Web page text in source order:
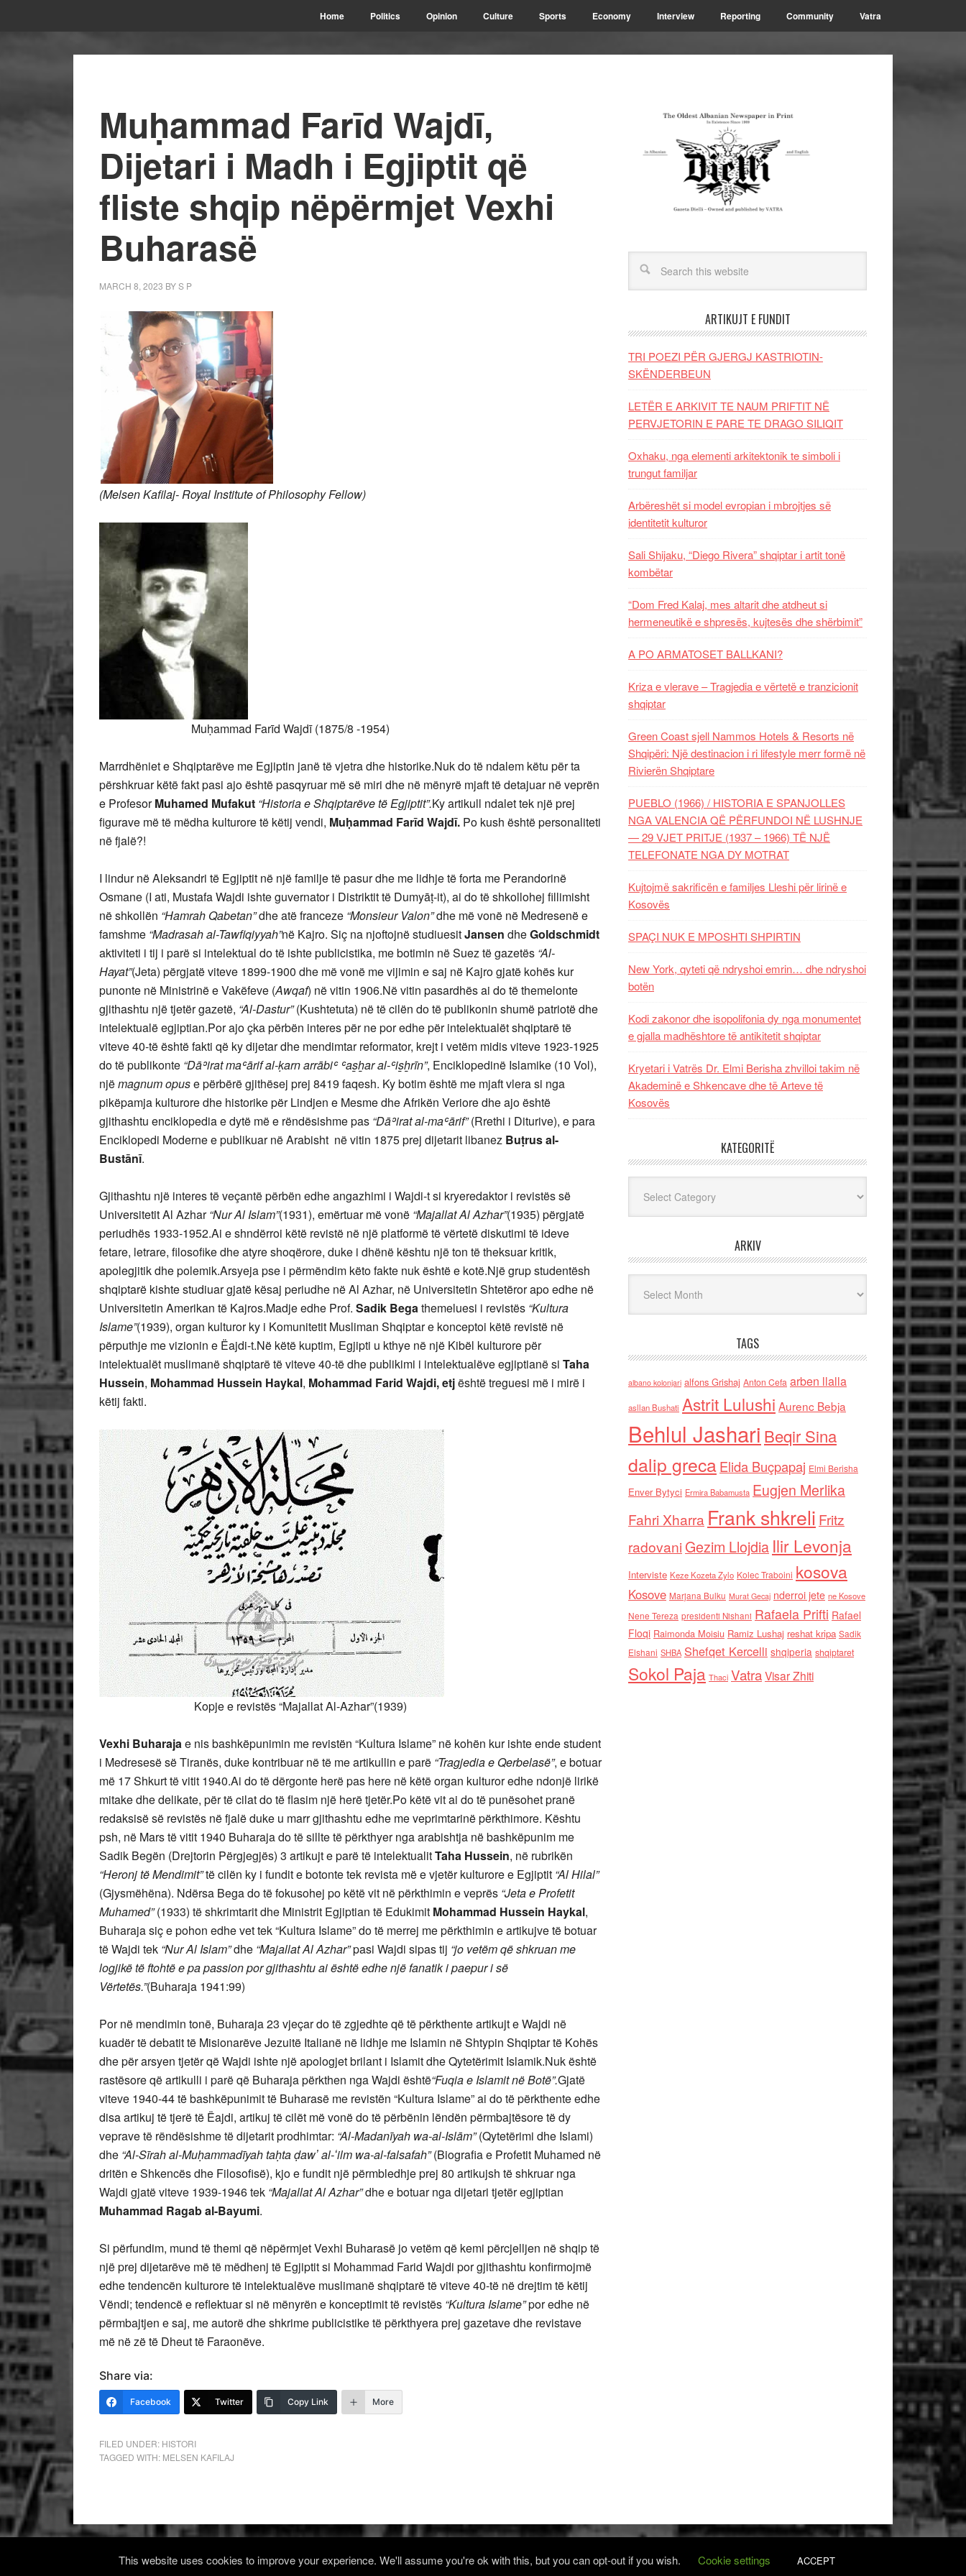
Home Politics Opinion Culture Sports Economy Interview Reporting Community Vatra
Muḥammad Farīd Wajdī,
Dijetari i Madh i Egjiptit që
fliste shqip nëpërmjet Vexhi
Buharasë
MARCH 8, 2023 BYS P
(Melsen Kafilaj- Royal Institute of Philosophy Fellow)
Muḥammad Farīd Wajdī (1875/8 -1954)
Marrdhëniet e Shqiptarëve me Egjiptin janë të vjetra dhe historike.Nuk do të ndalem këtu për ta
përshkruar këtë fakt pasi ajo është pasqyruar më së miri dhe në mënyrë mjaft të detajuar në veprën
e ProfesorMuhamed Mufakut “Historia e Shqiptarëve të Egjiptit”.Ky artikull ndalet tek një prej
figurave më të mëdha kulturore të këtij vendi, Muḥammad Farīd Wajdī. Po kush është personaliteti
në fjalë?!
I lindur në Aleksandri të Egjiptit në një familje të pasur dhe me lidhje të forta me Perandorinë
Osmane (I ati, Mustafa Wajdi ishte guvernator i Distriktit të Dumyāṭ-it), ai do të shkollohej fillimisht
në shkollën “Hamrah Qabetan”dhe atë franceze “Monsieur Valon”dhe më vonë në Medresenë e
famshme “Madrasah al-Tawfiqiyyah”në Kajro. Siç na njoftojnë studiuesitJansen dheGoldschmidt
aktiviteti i tij i parë si intelektual do të ishte publicistika, me botimin në Suez të gazetës “Al-
Hayat”(Jeta) përgjatë viteve 1899-1900 dhe më vonë me vijimin e saj në Kajro gjatë kohës kur
punonte në Ministrinë e Vakëfeve (Awqaf) në vitin 1906.Në vitin pasardhës ai do të themelonte
gjithashtu një tjetër gazetë, “Al-Dastur”(Kushtetuta) në të cilën do të publikonin shumë patriotë dhe
intelektualë egjiptian.Por ajo çka përbën interes për ne por edhe për intelektualët shqiptarë të
viteve 40-të është fakti që ky dijetar dhe mendimtar reformator, krejt i vetëm midis viteve 1923-1925
do të publikonte “Dāʾirat maʿārif al-ḳarn arrābiʿ ʿas̲h̲ar al-ʿis̲h̲rīn”, Enciklopedinë Islamike (10 Vol),
njëmagnum opuse përbërë gjithësej prej 8419 faqesh. Ky botim është me mjaft vlera si nga
pikëpamja kulturore dhe historike për Lindjen e Mesme dhe Afrikën Veriore dhe ajo është
gjithashtu enciklopedia e dytë më e rëndësishme pas “Dāʾirat al-maʿārif”(Rrethi i Diturive), e para
Enciklopedi Moderne e publikuar në Arabisht në vitin 1875 prej dijetarit libanez Buṭrus al-
Bustānī.
Gjithashtu një interes të veçantë përbën edhe angazhimi i Wajdi-t si kryeredaktor i revistës së
Universitetit Al Azhar“Nur Al Islam”(1931), emërtuar më vonë “Majallat Al Azhar”(1935) përgjatë
periudhës 1933-1952.Ai e shndërroi këtë revistë në një platformë të vërtetë diskutimi të ideve
fetare, letrare, filosofike dhe atyre shoqërore, duke i dhënë kështu një ton të theksuar kritik,
apolegjitik dhe polemik.Arsyeja pse i përmëndim këto fakte nuk është e kotë.Një grup studentësh
shqiptarë kishte studiuar gjatë kësaj periudhe në Al Azhar, në Universitetin Shtetëror apo edhe në
Universitetin Amerikan të Kajros.Madje edhe Prof. Sadik Begathemeluesi i revistës “Kultura
Islame”(1939), organ kulturor ky i Komunitetit Musliman Shqiptar e konceptoi këtë revistë në
përputhje me vizionin e Ëajdi-t.Në këtë kuptim, Egjipti u kthye në një Kibël kulturore për
intelektualët muslimanë shqiptarë të viteve 40-të dhe publikimi i intelektualëve egjiptianë si Taha
Hussein, Mohammad Hussein Haykal, Mohammad Farid Wajdi, etjështë treguesi më i mirë i
këtij fakti.
Kopje e revistës “Majallat Al-Azhar”(1939)
Vexhi Buharajae nis bashkëpunimin me revistën “Kultura Islame” në kohën kur ishte ende student
i Medresesë së Tiranës, duke kontribuar në të me artikullin e parë “Tragjedia e Qerbelasë”, e botuar
më 17 Shkurt të vitit 1940.Ai do të dërgonte herë pas here në këtë organ kulturor edhe ndonjë lirikë
mitake dhe delikate, për të cilat do të flasim një herë tjetër.Po këtë vit ai do të punësohet pranë
redaksisë së revistës në fjalë duke u marr gjithashtu edhe me veprimtarinë përkthimore. Kështu
psh, në Mars të vitit 1940 Buharaja do të sillte të përkthyer nga arabishtja në bashkëpunim me
Sadik Begën (Drejtorin Përgjegjës) 3 artikujt e parë të intelektualitTaha Hussein, në rubrikën
“Heronj të Mendimit”të cilën ky i fundit e botonte tek revista më e vjetër kulturore e Egjiptit “Al Hilal”
(Gjysmëhëna). Ndërsa Bega do të fokusohej po këtë vit në përkthimin e veprës “Jeta e Profetit
Muhamed”(1933) të shkrimtarit dhe Ministrit Egjiptian të Edukimit Mohammad Hussein Haykal,
Buharaja siç e pohon edhe vet tek “Kultura Islame” do të merrej me përkthimin e artikujve të botuar
të Wajdi tek “Nur Al Islam”dhe “Majallat Al Azhar”pasi Wajdi sipas tij “jo vetëm që shkruan me
logjikë të ftohtë e pa passion por gjithashtu ai është edhe një fanatik i paepur i së
Vërtetës.”(Buharaja 1941:99)
Por në mendimin tonë, Buharaja 23 vjeçar do të zgjedhte që të përkthente artikujt e Wajdi në
kuadër të debatit të Misionarëve Jezuitë Italianë në lidhje me Islamin në Shtypin Shqiptar të Kohës
dhe për arsyen tjetër që Wajdi ishte një apologjet brilant i Islamit dhe Qytetërimit Islamik.Nuk është
rastësore që artikulli i parë që Buharaja përkthen nga Wajdi është“Fuqia e Islamit në Botë”.Gjatë
viteve 1940-44 të bashkëpunimit të Buharasë me revistën “Kultura Islame” ai do të përkthente edhe
disa artikuj të tjerë të Ëajdi, artikuj të cilët më vonë do të përbënin lëndën përmbajtësore të dy
veprave të rëndësishme të dijetarit prodhimtar: “Al-Madanīyah wa-al-Islām”(Qytetërimi dhe Islami)
dhe “Al-Sīrah al-Muḥammadīyah taḥta ḍawʼ al-ʻilm wa-al-falsafah”(Biografia e Profetit Muhamed në
dritën e Shkencës dhe Filosofisë), kjo e fundit një përmbledhje prej 80 artikujsh të shkruar nga
Wajdi gjatë viteve 1939-1946 tek “Majallat Al Azhar”dhe e botuar nga dijetari tjetër egjiptian
Muhammad Ragab al-Bayumi.
Si përfundim, mund të themi që nëpërmjet Vexhi Buharasë jo vetëm që kemi përcjelljen në shqip të
një prej dijetarëve më të mëdhenj të Egjiptit si Mohammad Farid Wajdi por gjithashtu konfirmojmë
edhe tendencën kulturore të intelektualëve muslimanë shqiptarë të viteve 40-të në drejtim të këtij
Vëndi; tendencë e reflektuar si në mënyrën e konceptimit të revistës “Kultura Islame”por edhe në
përmbajtjen e saj, me autorë dhe shkrime publicistike të përkthyera prej gazetave dhe revistave
më në zë të Dheut të Faraonëve.
Share via:
Facebook Twitter Copy Link More
FILED UNDER: HISTORI
TAGGED WITH: MELSEN KAFILAJ
ARTIKUJT E FUNDIT
TRI POEZI PËR GJERGJ KASTRIOTIN-
SKËNDERBEUN
LETËR E ARKIVIT TE NAUM PRIFTIT NË
PERVJETORIN E PARE TE DRAGO SILIQIT
Oxhaku, nga elementi arkitektonik te simboli i
trungut familjar
Arbëreshët si model evropian i mbrojtjes së
identitetit kulturor
Sali Shijaku, “Diego Rivera” shqiptar i artit tonë
kombëtar
“Dom Fred Kalaj, mes altarit dhe atdheut si
hermeneutikë e shpresës, kujtesës dhe shërbimit”
A PO ARMATOSET BALLKANI?
Kriza e vlerave – Tragjedia e vërtetë e tranzicionit
shqiptar
Green Coast sjell Nammos Hotels & Resorts në
Shqipëri: Një destinacion i ri lifestyle merr formë në
Rivierën Shqiptare
PUEBLO (1966) / HISTORIA E SPANJOLLES
NGA VALENCIA QË PËRFUNDOI NË LUSHNJE
— 29 VJET PRITJE (1937 – 1966) TË NJË
TELEFONATE NGA DY MOTRAT
Kujtojmë sakrificën e familjes Lleshi për lirinë e
Kosovës
SPAÇI NUK E MPOSHTI SHPIRTIN
New York, qyteti që ndryshoi emrin… dhe ndryshoi
botën
Kodi zakonor dhe isopolifonia dy nga monumentet
e gjalla madhështore të antikitetit shqiptar
Kryetari i Vatrës Dr. Elmi Berisha zhvilloi takim në
Akademinë e Shkencave dhe të Arteve të
Kosovës
KATEGORITË
ARKIV
TAGS
albano kolonjari alfons Grishaj Anton Cefa arben llalla
asllan Bushati Astrit Lulushi Aurenc Bebja
Behlul Jashari Beqir Sina
dalip grecaElida Buçpapaj Elmi Berisha
Enver Bytyci Ermira Babamusta Eugjen Merlika
Fahri Xharra Frank shkreli Fritz
radovaniGezim Llojdia Ilir Levonja
Interviste Keze Kozeta Zylo Kolec Traboini kosova
Kosove Marjana Bulku Murat Gecaj nderroi jete ne Kosove
Nene Tereza presidenti Nishani Rafaela Prifti Rafael
Floqi Raimonda Moisiu Ramiz Lushaj reshat kripa Sadik
Elshani SHBA Shefqet Kercelli shqiperia shqiptaret
Sokol Paja Thaci VatraVisar Zhiti
Log in
This website uses cookies to improve your experience. We'll assume you're ok with this, but you can opt-out if you wish. Cookie settings ACCEPT